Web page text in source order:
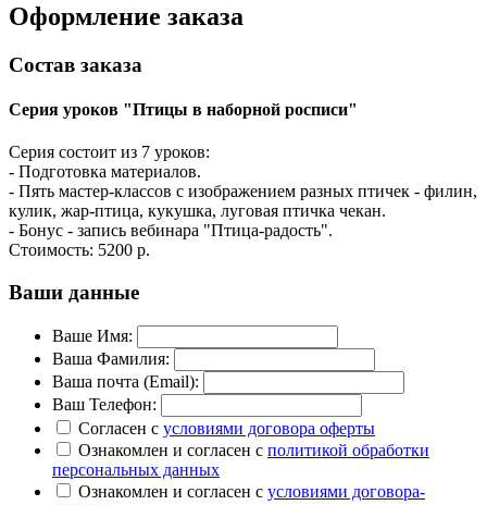
Оформление заказа
Состав заказа
Серия уроков "Птицы в наборной росписи"
Серия состоит из 7 уроков:
- Подготовка материалов.
- Пять мастер-классов с изображением разных птичек - филин,
кулик, жар-птица, кукушка, луговая птичка чекан.
- Бонус - запись вебинара "Птица-радость".
Стоимость: 5200 р.
Ваши данные
Ваше Имя:
Ваша Фамилия:
Ваша почта (Email):
Ваш Телефон:
Согласен с условиями договора оферты
Ознакомлен и согласен с политикой обработки
персональных данных
Ознакомлен и согласен с условиями договора-